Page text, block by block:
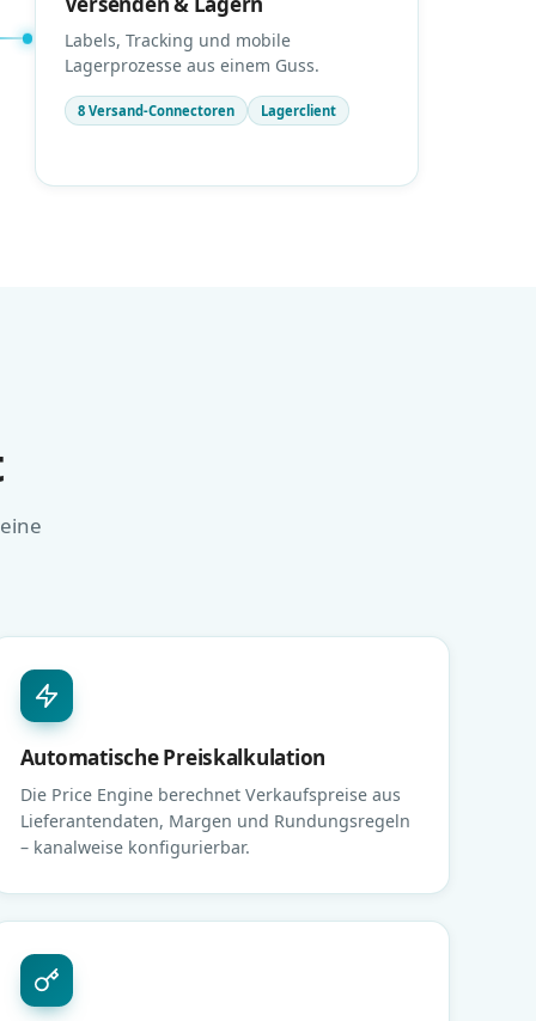
Labels, Tracking und mobile
Lagerprozesse aus einem Guss.
8 Versand-Connectoren Lagerclient
Automatische Preiskalkulation
Die Price Engine berechnet Verkaufspreise aus
Lieferantendaten, Margen und Rundungsregeln
– kanalweise konfigurierbar.